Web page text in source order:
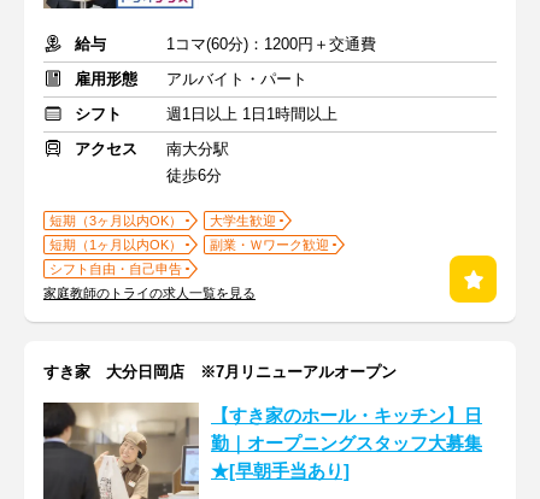
給与
1コマ(60分)：1200円＋交通費
雇用形態
アルバイト・パート
シフト
週1日以上 1日1時間以上
アクセス
南大分駅
徒歩6分
短期（3ヶ月以内OK）
大学生歓迎
短期（1ヶ月以内OK）
副業・Ｗワーク歓迎
シフト自由・自己申告
家庭教師のトライの求人一覧を見る
すき家 大分日岡店 ※7月リニューアルオープン
【すき家のホール・キッチン】日
勤｜オープニングスタッフ大募集
★[早朝手当あり]